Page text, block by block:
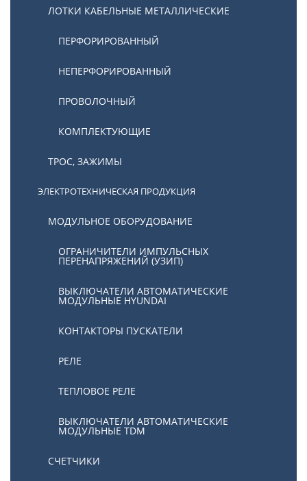
ЛОТКИ КАБЕЛЬНЫЕ МЕТАЛЛИЧЕСКИЕ
ПЕРФОРИРОВАННЫЙ
НЕПЕРФОРИРОВАННЫЙ
ПРОВОЛОЧНЫЙ
КОМПЛЕКТУЮЩИЕ
ТРОС, ЗАЖИМЫ
ЭЛЕКТРОТЕХНИЧЕСКАЯ ПРОДУКЦИЯ
МОДУЛЬНОЕ ОБОРУДОВАНИЕ
ОГРАНИЧИТЕЛИ ИМПУЛЬСНЫХ
ПЕРЕНАПРЯЖЕНИЙ (УЗИП)
ВЫКЛЮЧАТЕЛИ АВТОМАТИЧЕСКИЕ
МОДУЛЬНЫЕ HYUNDAI
КОНТАКТОРЫ ПУСКАТЕЛИ
РЕЛЕ
ТЕПЛОВОЕ РЕЛЕ
ВЫКЛЮЧАТЕЛИ АВТОМАТИЧЕСКИЕ
МОДУЛЬНЫЕ TDM
СЧЕТЧИКИ